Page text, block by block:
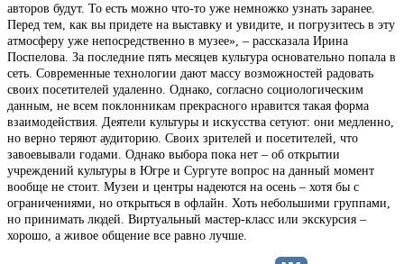
авторов будут. То есть можно что-то уже немножко узнать заранее.
Перед тем, как вы придете на выставку и увидите, и погрузитесь в эту
атмосферу уже непосредственно в музее», – рассказала Ирина
Поспелова. За последние пять месяцев культура основательно попала в
сеть. Современные технологии дают массу возможностей радовать
своих посетителей удаленно. Однако, согласно социологическим
данным, не всем поклонникам прекрасного нравится такая форма
взаимодействия. Деятели культуры и искусства сетуют: они медленно,
но верно теряют аудиторию. Своих зрителей и посетителей, что
завоевывали годами. Однако выбора пока нет – об открытии
учреждений культуры в Югре и Сургуте вопрос на данный момент
вообще не стоит. Музеи и центры надеются на осень – хотя бы с
ограничениями, но открыться в офлайн. Хоть небольшими группами,
но принимать людей. Виртуальный мастер-класс или экскурсия –
хорошо, а живое общение все равно лучше.